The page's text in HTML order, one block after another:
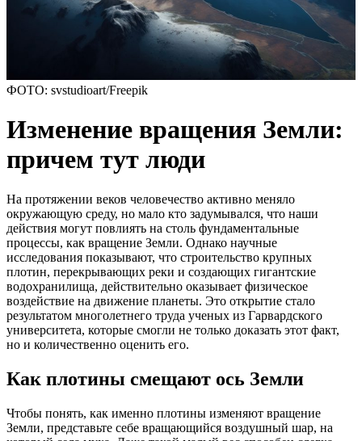
ФОТО: svstudioart/Freepik
Изменение вращения Земли:
причем тут люди
На протяжении веков человечество активно меняло
окружающую среду, но мало кто задумывался, что наши
действия могут повлиять на столь фундаментальные
процессы, как вращение Земли. Однако научные
исследования показывают, что строительство крупных
плотин, перекрывающих реки и создающих гигантские
водохранилища, действительно оказывает физическое
воздействие на движение планеты. Это открытие стало
результатом многолетнего труда ученых из Гарвардского
университета, которые смогли не только доказать этот факт,
но и количественно оценить его.
Как плотины смещают ось Земли
Чтобы понять, как именно плотины изменяют вращение
Земли, представьте себе вращающийся воздушный шар, на